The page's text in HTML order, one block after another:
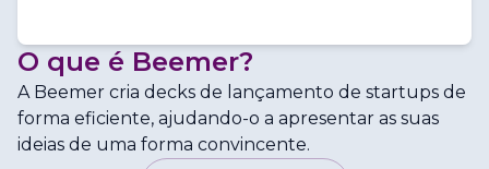
O que é Beemer?
A Beemer cria decks de lançamento de startups de
forma eficiente, ajudando-o a apresentar as suas
ideias de uma forma convincente.